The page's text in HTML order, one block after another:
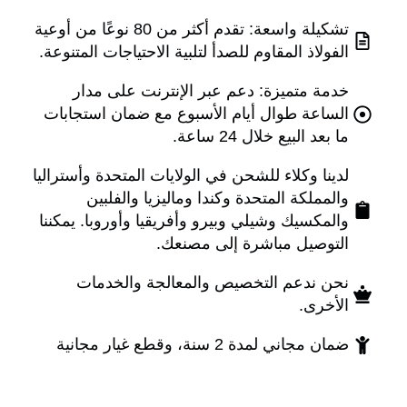
تشكيلة واسعة: تقدم أكثر من 80 نوعًا من أوعية
المقاوم للصدأ لتلبية الاحتياجات المتنوعة.
متميزة: دعم عبر الإنترنت على مدار
طوال أيام الأسبوع مع ضمان استجابات
بعد البيع خلال 24 ساعة.
وكلاء للشحن في الولايات المتحدة وأستراليا
المتحدة وكندا وماليزيا والفلبين
وشيلي وبيرو وأفريقيا وأوروبا. يمكننا
مباشرة إلى مصنعك.
ندعم التخصيص والمعالجة والخدمات
مجاني لمدة 2 سنة، وقطع غيار مجانية